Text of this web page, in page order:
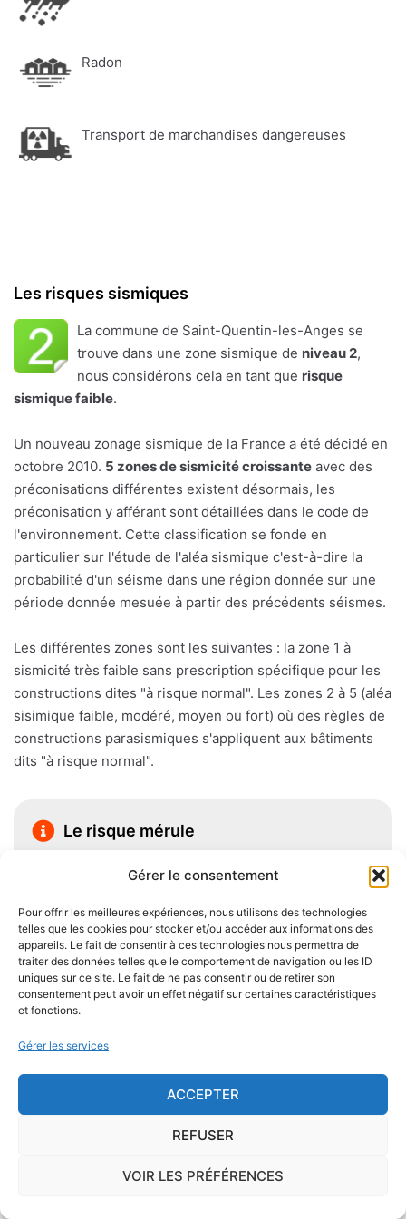
Gérer le consentement
Pour offrir les meilleures expériences, nous utilisons des technologies
telles que les cookies pour stocker et/ou accéder aux informations des
appareils. Le fait de consentir à ces technologies nous permettra de
traiter des données telles que le comportement de navigation ou les ID
uniques sur ce site. Le fait de ne pas consentir ou de retirer son
consentement peut avoir un effet négatif sur certaines caractéristiques
et fonctions.
Gérer les services
ACCEPTER
REFUSER
VOIR LES PRÉFÉRENCES
Radon
Transport de marchandises dangereuses
Les risques sismiques
La commune de Saint-Quentin-les-Anges se
trouve dans une zone sismique de niveau 2,
nous considérons cela en tant que risque
sismique faible.
Un nouveau zonage sismique de la France a été décidé en
octobre 2010. 5 zones de sismicité croissante avec des
préconisations différentes existent désormais, les
préconisation y afférant sont détaillées dans le code de
l'environnement. Cette classification se fonde en
particulier sur l'étude de l'aléa sismique c'est-à-dire la
probabilité d'un séisme dans une région donnée sur une
période donnée mesuée à partir des précédents séismes.
Les différentes zones sont les suivantes : la zone 1 à
sismicité très faible sans prescription spécifique pour les
constructions dites "à risque normal". Les zones 2 à 5 (aléa
sisimique faible, modéré, moyen ou fort) où des règles de
constructions parasismiques s'appliquent aux bâtiments
dits "à risque normal".
Le risque mérule
Le diagnostic concernant la mérule, champignon
lignivore n'est pas obligatoire pour la vente d'un bien
immobilier hormis dans 20 communes du Finistère
.Cependant, il est préférable d'être particulièrement
vigilant car des chantiers de champignons lignivores
existent dans de nombreuses communes partout en
France, en particulier dans le Finistère ou à Paris.
Pour se prémunir autant que possible d'éventuelles
nuisances dues aux mérules lors de la construction
du logement, il convient de respecter certaines
règles comme l'utilisation des bois secs, le fait
d'éviter autant que possible lecontact direct entre
façades et toitures, de prévoir des aérations en